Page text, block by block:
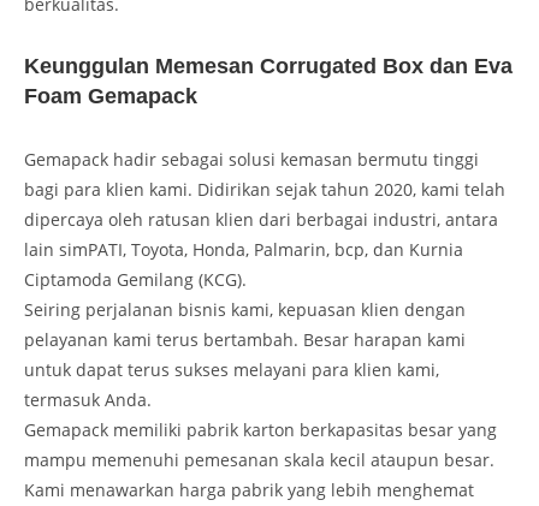
Keunggulan Memesan Corrugated Box dan Eva
Foam Gemapack
Gemapack hadir sebagai solusi kemasan bermutu tinggi
bagi para klien kami. Didirikan sejak tahun 2020, kami telah
dipercaya oleh ratusan klien dari berbagai industri, antara
lain simPATI, Toyota, Honda, Palmarin, bcp, dan Kurnia
Ciptamoda Gemilang (KCG).
Seiring perjalanan bisnis kami, kepuasan klien dengan
pelayanan kami terus bertambah. Besar harapan kami
untuk dapat terus sukses melayani para klien kami,
termasuk Anda.
Gemapack memiliki pabrik karton berkapasitas besar yang
mampu memenuhi pemesanan skala kecil ataupun besar.
Kami menawarkan harga pabrik yang lebih menghemat